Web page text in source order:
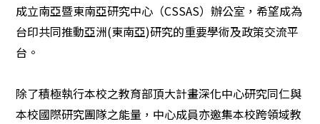
成立南亞暨東南亞研究中心（CSSAS）辦公室，希望成為
台印共同推動亞洲(東南亞)研究的重要學術及政策交流平
台。
除了積極執行本校之教育部頂大計畫深化中心研究同仁與
本校國際研究團隊之能量，中心成員亦邀集本校跨領域教